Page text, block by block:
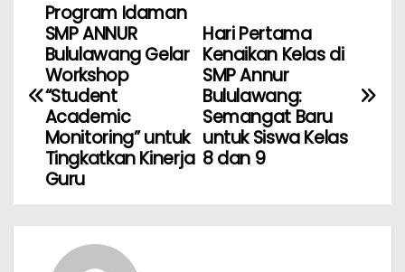
N
v
Hari Pertama
Kenaikan Kelas di
SMP Annur
Bululawang:
Semangat Baru
untuk Siswa Kelas
8 dan 9
Program Idaman
SMP ANNUR
Bululawang Gelar
Workshop
“Student
Academic
Monitoring” untuk
Tingkatkan Kinerja
Guru